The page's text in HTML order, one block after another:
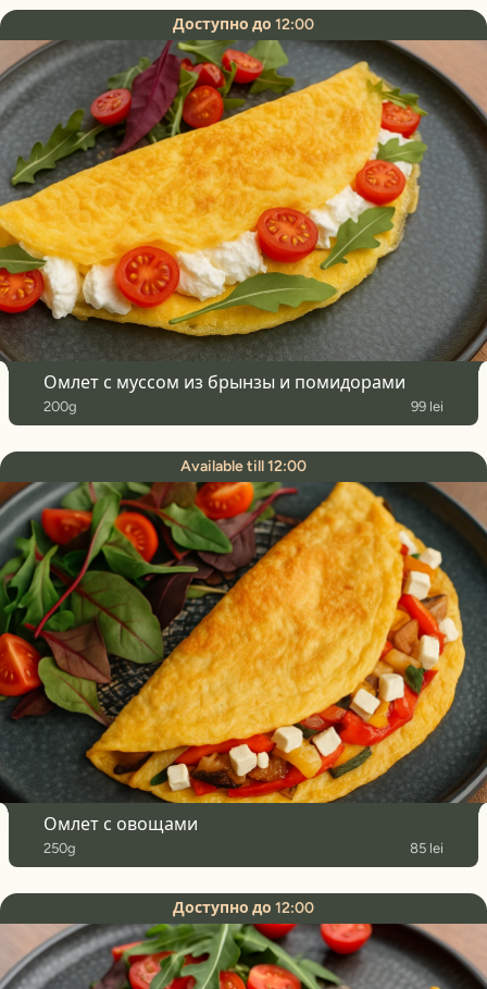
Доступно до 12:00
Омлет с муссом из брынзы и помидорами
200g 99 lei
Available till 12:00
Омлет с овощами
250g 85 lei
Доступно до 12:00